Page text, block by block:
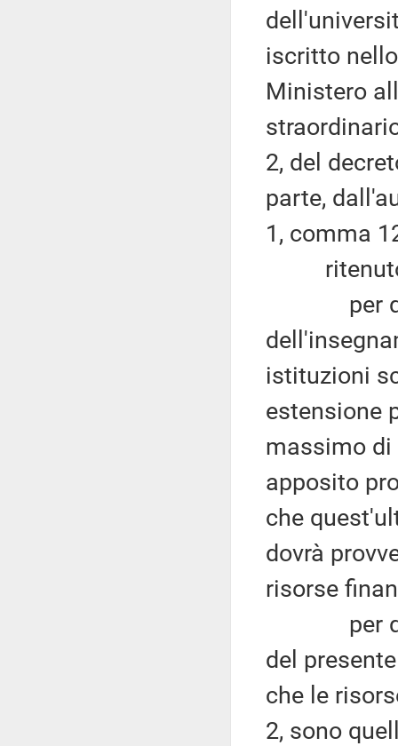
iscritto
Ministero
2, del
parte,
1, comma
ritenuto
per
istituzioni
estensione
massimo di
apposito
che
dovrà
risorse
per
del
che le
2, sono